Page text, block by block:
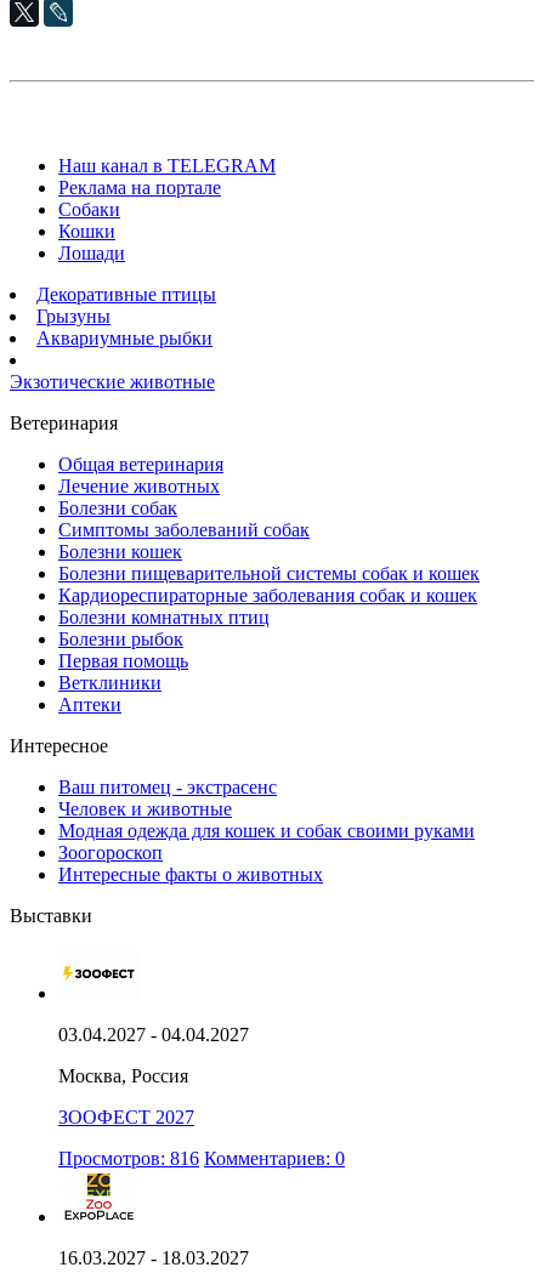
Наш канал в TELEGRAM
Реклама на портале
Собаки
Кошки
Лошади
Декоративные птицы
Грызуны
Аквариумные рыбки
Экзотические животные
Ветеринария
Общая ветеринария
Лечение животных
Болезни собак
Симптомы заболеваний собак
Болезни кошек
Болезни пищеварительной системы собак и кошек
Кардиореспираторные заболевания собак и кошек
Болезни комнатных птиц
Болезни рыбок
Первая помощь
Ветклиники
Аптеки
Интересное
Ваш питомец - экстрасенс
Человек и животные
Модная одежда для кошек и собак своими руками
Зоогороскоп
Интересные факты о животных
Выставки
03.04.2027 - 04.04.2027
Москва, Россия
ЗООФЕСТ 2027
Просмотров: 816 Комментариев: 0
16.03.2027 - 18.03.2027